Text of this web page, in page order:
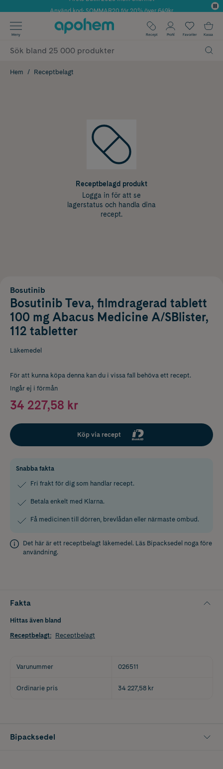
✓ Fri frakt
✓ Poäng på alla köp*
Meny Recept Profil Favoriter Kassa
Hem Receptbelagt
Receptbelagd produkt
Logga in för att se
lagerstatus och handla dina
recept.
Bosutinib
Bosutinib Teva, filmdragerad tablett
100 mg Abacus Medicine A/SBlister,
112 tabletter
Läkemedel
För att kunna köpa denna kan du i vissa fall behöva ett recept.
Ingår ej i förmån
34 227,58 kr
Köp via recept
Snabba fakta
Fri frakt för dig som handlar recept.
Betala enkelt med Klarna.
Få medicinen till dörren, brevlådan eller närmaste ombud.
Det här är ett receptbelagt läkemedel. Läs Bipacksedel noga före
användning.
Fakta
Hittas även bland
Receptbelagt: Receptbelagt
Varunummer 026511
Ordinarie pris 34 227,58 kr
Bipacksedel